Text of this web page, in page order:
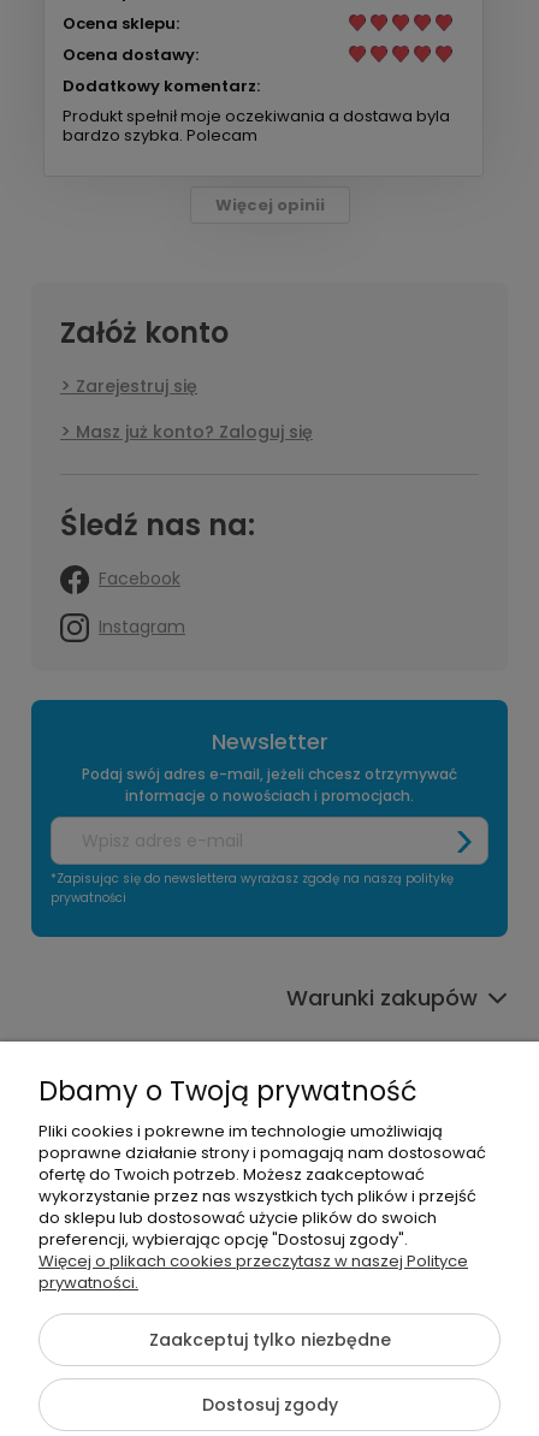
Ocena sklepu:
Ocena dostawy:
Dodatkowy komentarz:
Produkt spełnił moje oczekiwania a dostawa byla
bardzo szybka. Polecam
Więcej opinii
Załóż konto
Zarejestruj się
Masz już konto? Zaloguj się
Śledź nas na:
Facebook
Instagram
Newsletter
Podaj swój adres e-mail, jeżeli chcesz otrzymywać
informacje o nowościach i promocjach.
*Zapisując się do newslettera wyrażasz zgodę na naszą politykę
prywatności
Warunki zakupów
Informacje o sklepie
Moje konto
Pomoc
666963293
info@szkolnenaklejki.pl
Dbamy o Twoją prywatność
Pliki cookies i pokrewne im technologie umożliwiają
poprawne działanie strony i pomagają nam dostosować
ofertę do Twoich potrzeb. Możesz zaakceptować
wykorzystanie przez nas wszystkich tych plików i przejść
do sklepu lub dostosować użycie plików do swoich
preferencji, wybierając opcję "Dostosuj zgody".
Więcej o plikach cookies przeczytasz w naszej Polityce
prywatności.
Zaakceptuj tylko niezbędne
Dostosuj zgody